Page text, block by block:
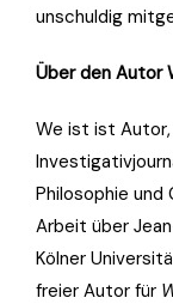
unschuldig
Über den Autor
We ist ist Autor,
Philosophie und
Arbeit über
Kölner
freier Autor für